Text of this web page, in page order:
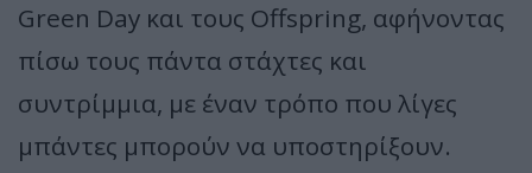
Green Day και τους Offspring, αφήνοντας
πίσω τους πάντα στάχτες και
συντρίμμια, με έναν τρόπο που λίγες
μπάντες μπορούν να υποστηρίξουν.